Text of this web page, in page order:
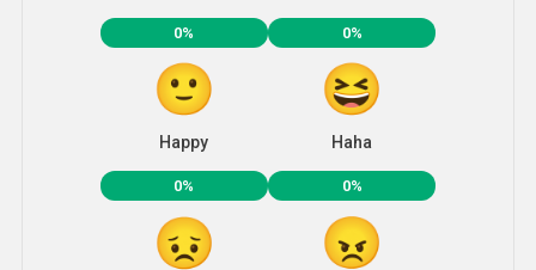
0%
Happy
0%
Haha
0% 0%